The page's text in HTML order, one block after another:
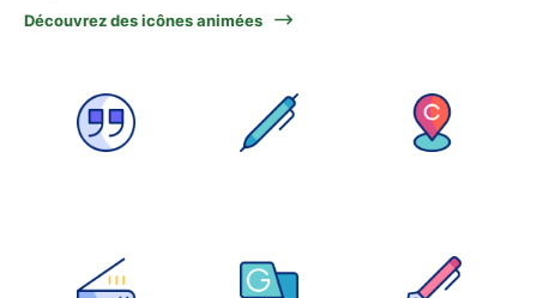
Découvrez des icônes animées